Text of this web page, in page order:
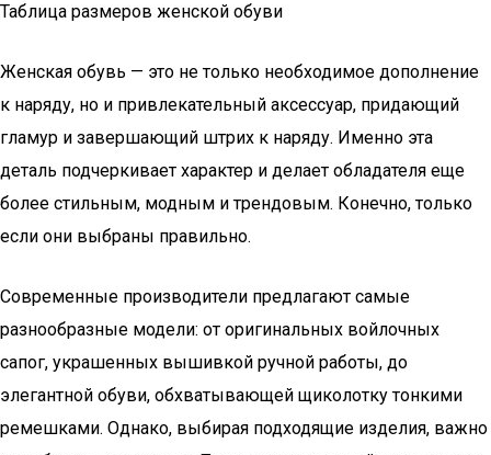
Таблица размеров женской обуви
Женская обувь — это не только необходимое дополнение
к наряду, но и привлекательный аксессуар, придающий
гламур и завершающий штрих к наряду. Именно эта
деталь подчеркивает характер и делает обладателя еще
более стильным, модным и трендовым. Конечно, только
если они выбраны правильно.
Современные производители предлагают самые
разнообразные модели: от оригинальных войлочных
сапог, украшенных вышивкой ручной работы, до
элегантной обуви, обхватывающей щиколотку тонкими
ремешками. Однако, выбирая подходящие изделия, важно